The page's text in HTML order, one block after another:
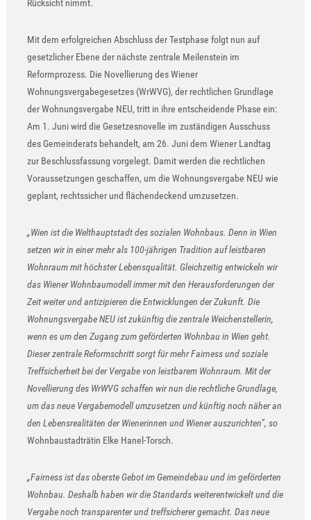
Rücksicht nimmt.
Mit dem erfolgreichen Abschluss der Testphase folgt nun auf
gesetzlicher Ebene der nächste zentrale Meilenstein im
Reformprozess. Die Novellierung des Wiener
Wohnungsvergabegesetzes (WrWVG), der rechtlichen Grundlage
der Wohnungsvergabe NEU, tritt in ihre entscheidende Phase ein:
Am 1. Juni wird die Gesetzesnovelle im zuständigen Ausschuss
des Gemeinderats behandelt, am 26. Juni dem Wiener Landtag
zur Beschlussfassung vorgelegt. Damit werden die rechtlichen
Voraussetzungen geschaffen, um die Wohnungsvergabe NEU wie
geplant, rechtssicher und flächendeckend umzusetzen.
„Wien ist die Welthauptstadt des sozialen Wohnbaus. Denn in Wien
setzen wir in einer mehr als 100-jährigen Tradition auf leistbaren
Wohnraum mit höchster Lebensqualität. Gleichzeitig entwickeln wir
das Wiener Wohnbaumodell immer mit den Herausforderungen der
Zeit weiter und antizipieren die Entwicklungen der Zukunft. Die
Wohnungsvergabe NEU ist zukünftig die zentrale Weichenstellerin,
wenn es um den Zugang zum geförderten Wohnbau in Wien geht.
Dieser zentrale Reformschritt sorgt für mehr Fairness und soziale
Treffsicherheit bei der Vergabe von leistbarem Wohnraum. Mit der
Novellierung des WrWVG schaffen wir nun die rechtliche Grundlage,
um das neue Vergabemodell umzusetzen und künftig noch näher an
den Lebensrealitäten der Wienerinnen und Wiener auszurichten“, so
Wohnbaustadträtin Elke Hanel-Torsch.
„Fairness ist das oberste Gebot im Gemeindebau und im geförderten
Wohnbau. Deshalb haben wir die Standards weiterentwickelt und die
Vergabe noch transparenter und treffsicherer gemacht. Das neue